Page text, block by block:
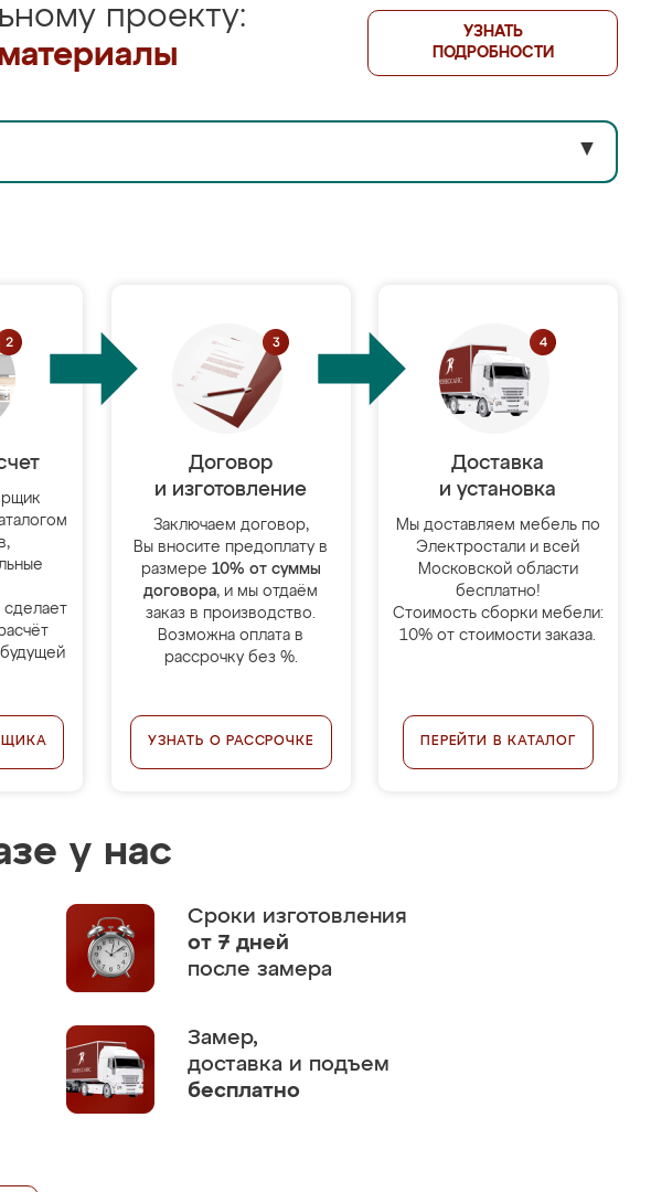
проекту:
УЗНАТЬ
ПОДРОБНОСТИ
▼
сделает
Договор
и изготовление
Заключаем договор,
Вы вносите предоплату в
размере 10% от суммы
договора, и мы отдаём
заказ в производство.
Возможна оплата в
рассрочку без %.
УЗНАТЬ О РАССРОЧКЕ
Доставка
и установка
Мы доставляем мебель по
Электростали и всей
Московской области
бесплатно!
Стоимость сборки мебели:
10% от стоимости заказа.
ПЕРЕЙТИ В КАТАЛОГ
у нас
Сроки изготовления
от 7 дней
после замера
Замер,
доставка и подъем
бесплатно